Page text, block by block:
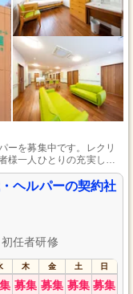
ーを募集中です。レクリ
様一人ひとりの充実した
ー2級以上の資格があれば
バスやバス券支給で、通
ヘルパーの契約社
任者研修
木 金 土 日
募集 募集 募集 募集